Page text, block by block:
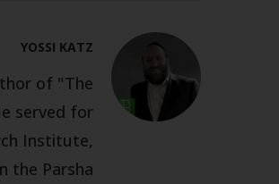
YOSSI KATZ
of "The
served for
Institute,
the Parsha